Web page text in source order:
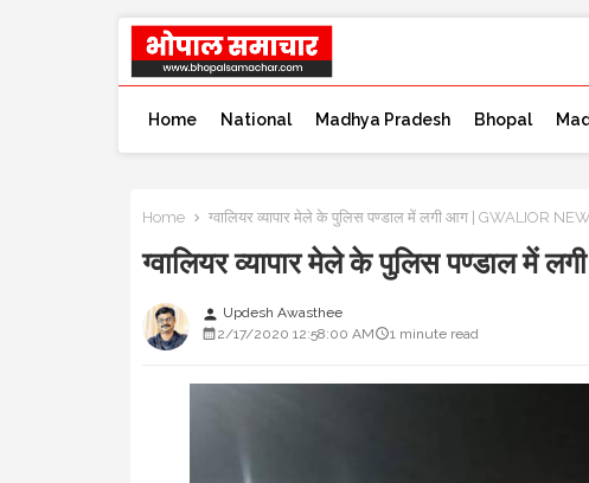
Home National Madhya Pradesh Bhopal
Home ग्वालियर व्यापार मेले के पुलिस पण्डाल में लगी आग | GWALIOR
ग्वालियर व्यापार मेले के पुलिस पण्डाल में
person Updesh Awasthee
2/17/2020 12:58:00 AM
1 minute read